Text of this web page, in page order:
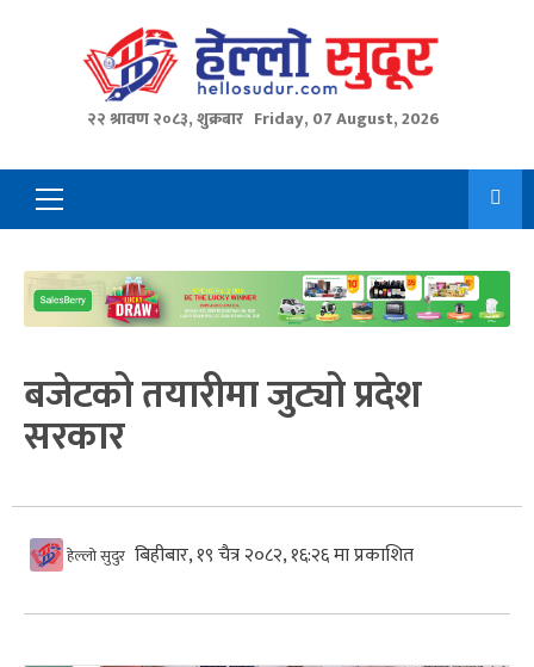
२२ श्रावण २०८३, शुक्रबार Friday, 07 August, 2026
Primary
Menu
बजेटको तयारीमा जुट्यो प्रदेश
सरकार
हेल्लो सुदुर बिहीबार, १९ चैत्र २०८२, १६:२६ मा प्रकाशित